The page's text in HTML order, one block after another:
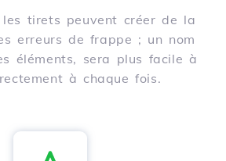
tirets peuvent créer de la
erreurs de frappe ; un nom
éléments, sera plus facile à
à chaque fois.